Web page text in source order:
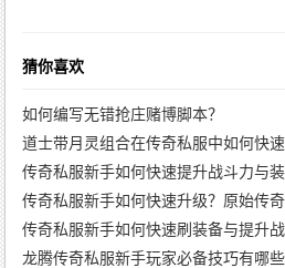
猜你喜欢
如何编写无错抢庄赌博脚本？
道士带月灵组合在传奇私服中如何快速
传奇私服新手如何快速提升战斗力与装
传奇私服新手如何快速升级？原始传
传奇私服新手如何快速刷装备与提升战
龙腾传奇私服新手玩家必备技巧有哪些